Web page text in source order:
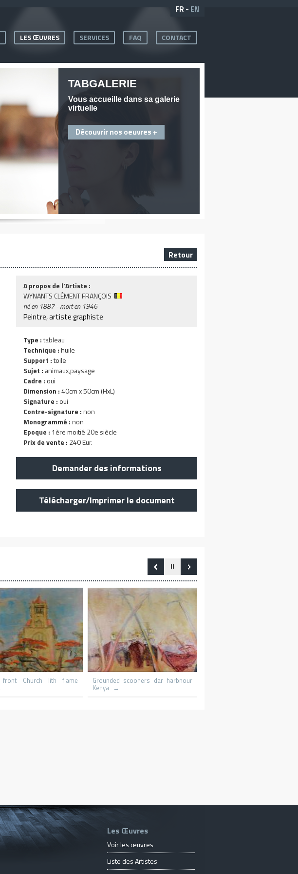
FR - EN
LES ŒUVRES SERVICES FAQ CONTACT
Retour
A propos de l'Artiste :
WYNANTS CLÉMENT FRANÇOIS
né en 1887- mort en 1946
Peintre, artiste graphiste
Type :tableau
Technique :huile
Support :toile
Sujet : animaux,paysage
Cadre : oui
Dimension :40cm x 50cm (HxL)
Signature : oui
Contre-signature :non
Monogrammé :non
Epoque : 1ère moitié 20e siècle
Prix de vente : 240 Eur.
Demander des informations
Télécharger/Imprimer le document
Les Œuvres
Voir les œuvres
Liste des Artistes